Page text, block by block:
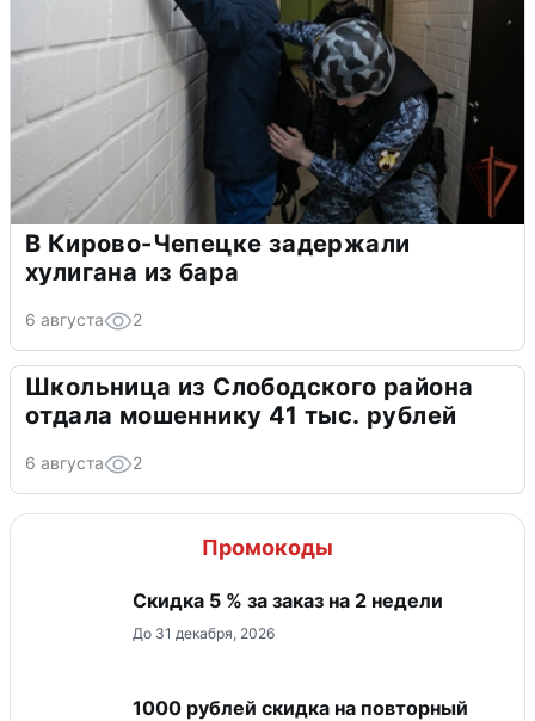
В Кирово-Чепецке задержали
хулигана из бара
6 августа 2
Школьница из Слободского района
отдала мошеннику 41 тыс. рублей
6 августа 2
Промокоды
Скидка 5 % за заказ на 2 недели
До 31 декабря, 2026
1000 рублей скидка на повторный